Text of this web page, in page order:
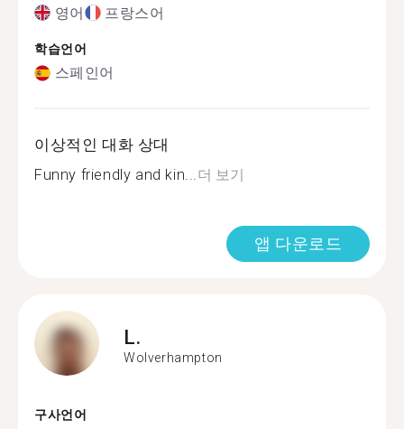
영어 프랑스어
학습언어
스페인어
이상적인 대화 상대
Funny friendly and kin...더 보기
앱 다운로드
L.
Wolverhampton
구사언어